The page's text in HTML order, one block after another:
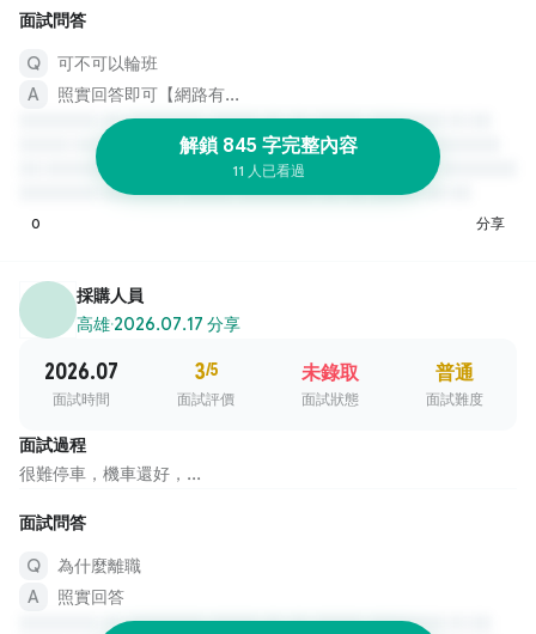
面試問答
可不可以輪班
照實回答即可【網路有...
解鎖 845 字完整內容
11 人已看過
0 分享
採購人員
高雄·2026.07.17 分享
2026.07
面試時間
3/5
面試評價
未錄取
面試狀態
普通
面試難度
面試過程
很難停車，機車還好，...
面試問答
為什麼離職
照實回答